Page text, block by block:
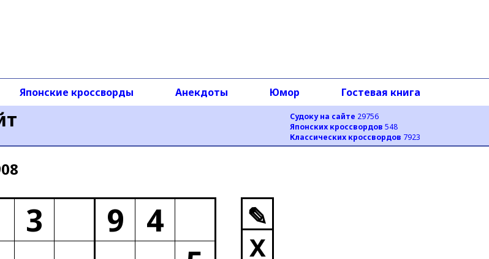
Судоку на сайте 29756
Японских кроссвордов 548
Классических кроссвордов 7923
Японские кроссворды Анекдоты Юмор Гостевая книга
3 9 4
✎
X